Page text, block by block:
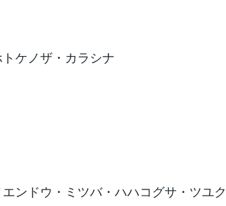
ケノザ・カラシナ
ンドウ・ミツバ・ハハコグサ・ツユ